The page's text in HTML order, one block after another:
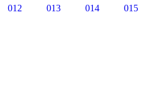
012 013 014 015